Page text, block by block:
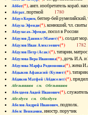
Аббот(*), англ. изобретатель кораб.
Абграт, портной 1780
Абдул Керим, беглер-бей
Абдула Эфенди(*), конюший, чл.
Абдуласах-Эфенди, посол в России
Абдулов Даниил (Мамет)(*), солдат
Абдулов Иван Алексеевич(*) 1782
Абдулов Петр (Асак)(*), татарин,
Абдулова Вера Ивановна(*), дочь И.А.
Абдулова Марфа Родионовна(*), жена
Абдыков Афанасий (Кулмет)(*),
Абдяков Матфей (Абдяселет)(*),
Абезьянинов см. Обезьянинов
Абелдеев Авдей Иванович(*),
Абелдуев см. Оболдуев
Абелов Андрей Иванович, подполк.
Абелс Вениамин, иностр. поручик